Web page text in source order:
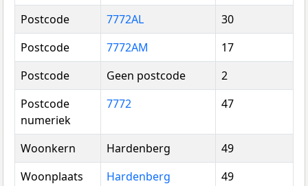
Postcode
7772AL
30
Postcode
7772AM
17
Postcode
Geen postcode
2
Postcode
numeriek
7772 47
Woonkern Hardenberg
49
Woonplaats
Hardenberg
49